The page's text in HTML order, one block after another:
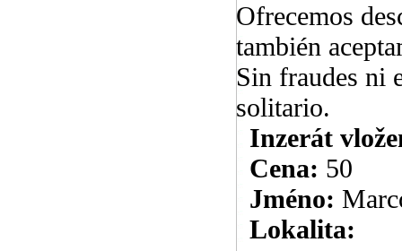
Ofrecemos
también
Sin fraudes ni
solitario.
Inzerát
Cena: 50
Jméno:
Lokalita: